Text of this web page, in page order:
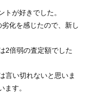
が好きでした。
化を感じたので、新し
2倍弱の査定額でした
言い切れないと思いま
す。